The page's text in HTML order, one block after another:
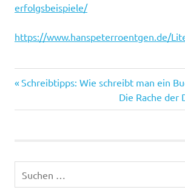
erfolgsbeispiele/
https://www.hanspeterroentgen.de/
Beitragsnavigation
Vorheriger
Schreibtipps: Wie schreibt man ein
Nächster
Beitrag:
Die Rache der
nach: